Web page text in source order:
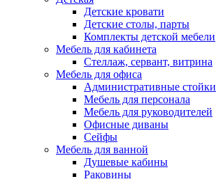
Детские кровати
Детские столы, парты
Комплекты детской мебели
Мебель для кабинета
Стеллаж, сервант, витрина
Мебель для офиса
Административные стойки
Мебель для персонала
Мебель для руководителей
Офисные диваны
Сейфы
Мебель для ванной
Душевые кабины
Раковины